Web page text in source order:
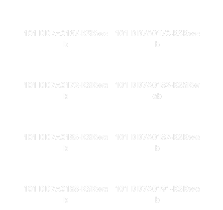
101 DD7A0167-KSKwe
b
101 DD7A0170-KSKwe
b
101 DD7A0172-KSKwe
b
101 DD7A0182-KS5Kw
eb
101 DD7A0185-KSKwe
b
101 DD7A0187-KSKwe
b
101 DD7A0188-KSKwe
b
101 DD7A0191-KSKwe
b